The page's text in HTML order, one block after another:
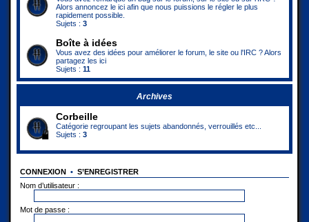
Alors annoncez le ici afin que nous puissions le régler le plus
rapidement possible.
Sujets : 3
Boîte à idées
Vous avez des idées pour améliorer le forum, le site ou l'IRC ? Alors
partagez les ici
Sujets : 11
Archives
Corbeille
Catégorie regroupant les sujets abandonnés, verrouillés etc...
Sujets : 3
CONNEXION • S’ENREGISTRER
Nom d’utilisateur :
Mot de passe :